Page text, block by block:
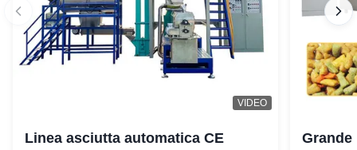
VIDEO
Linea asciutta automatica CE
Grande